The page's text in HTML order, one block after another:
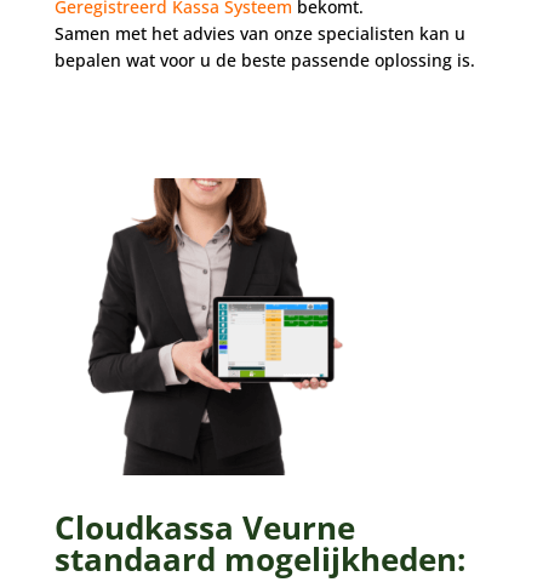
Geregistreerd Kassa Systeem bekomt.
Samen met het advies van onze specialisten kan u
bepalen wat voor u de beste passende oplossing is.
Cloudkassa Veurne
standaard mogelijkheden: